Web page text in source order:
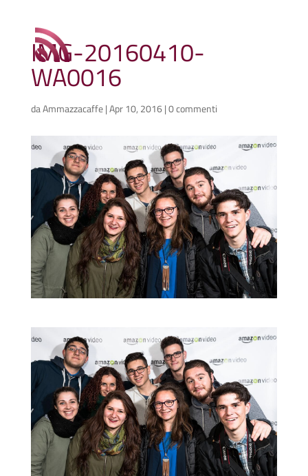
IMG-20160410-
WA0016
daAmmazzacaffe|Apr 10, 2016|0 commenti